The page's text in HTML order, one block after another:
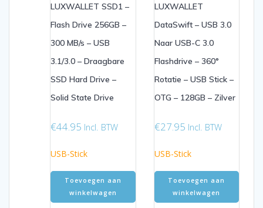
LUXWALLET SSD1 –
Flash Drive 256GB –
300 MB/s – USB
3.1/3.0 – Draagbare
SSD Hard Drive –
Solid State Drive
€44.95 Incl. BTW
USB-Stick
Toevoegen aan
winkelwagen
LUXWALLET
DataSwift – USB 3.0
Naar USB-C 3.0
Flashdrive – 360°
Rotatie – USB Stick –
OTG – 128GB – Zilver
€27.95 Incl. BTW
USB-Stick
Toevoegen aan
winkelwagen